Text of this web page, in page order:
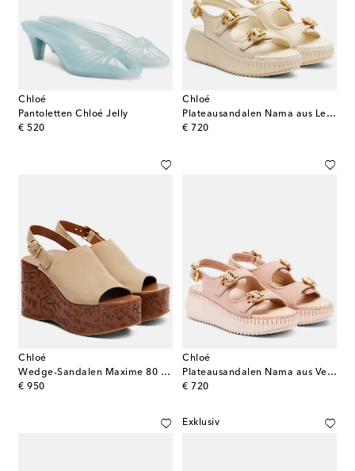
Chloé
Pantoletten Chloé Jelly
€ 520
original price
Chloé
Plateausandalen Nama aus Leder
€ 720
original price
Chloé
Wedge-Sandalen Maxime 80 aus Veloursleder
€ 950
original price
Chloé
Plateausandalen Nama aus Veloursleder
€ 720
original price
Exklusiv